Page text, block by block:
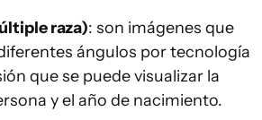
raza): son imágenes que
ángulos por tecnología
que se puede visualizar la
y el año de nacimiento.